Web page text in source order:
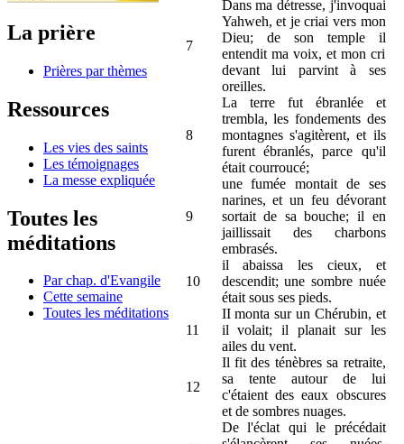
La prière
Prières par thèmes
Ressources
Les vies des saints
Les témoignages
La messe expliquée
Toutes les
méditations
Par chap. d'Evangile
Cette semaine
Toutes les méditations
7
Dans ma détresse, j'invoquai
Yahweh, et je criai vers mon
Dieu; de son temple il
entendit ma voix, et mon cri
devant lui parvint à ses
oreilles.
8
La terre fut ébranlée et
trembla, les fondements des
montagnes s'agitèrent, et ils
furent ébranlés, parce qu'il
était courroucé;
9
une fumée montait de ses
narines, et un feu dévorant
sortait de sa bouche; il en
jaillissait des charbons
embrasés.
10
il abaissa les cieux, et
descendit; une sombre nuée
était sous ses pieds.
11
II monta sur un Chérubin, et
il volait; il planait sur les
ailes du vent.
12
Il fit des ténèbres sa retraite,
sa tente autour de lui
c'étaient des eaux obscures
et de sombres nuages.
De l'éclat qui le précédait